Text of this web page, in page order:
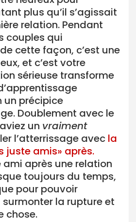
plus qu’il s’agissait
relation. Pendant
couples qui
cette façon, c’est une
et c’est votre
sérieuse transforme
un précipice
Doublement avec le
un vraiment
l’atterrissage avec la
juste amis» après.
ami après une relation
toujours du temps,
pour pouvoir
la rupture et
chose.